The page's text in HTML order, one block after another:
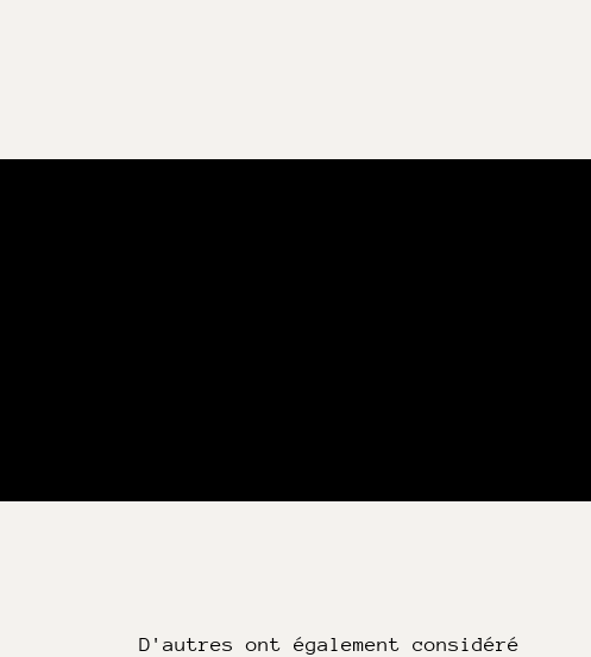
D'autres ont également considéré